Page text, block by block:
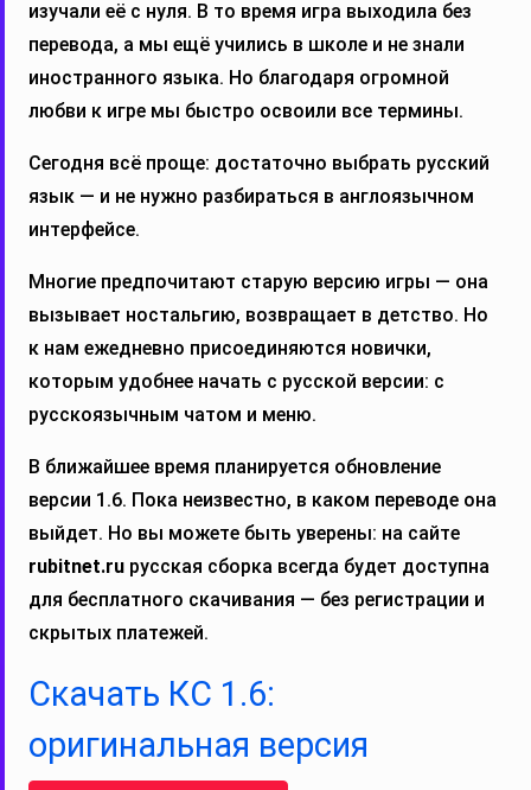
изучали её с нуля. В то время игра выходила без
перевода, а мы ещё учились в школе и не знали
иностранного языка. Но благодаря огромной
любви к игре мы быстро освоили все термины.
Сегодня всё проще: достаточно выбрать русский
язык — и не нужно разбираться в англоязычном
интерфейсе.
Многие предпочитают старую версию игры — она
вызывает ностальгию, возвращает в детство. Но
к нам ежедневно присоединяются новички,
которым удобнее начать с русской версии: с
русскоязычным чатом и меню.
В ближайшее время планируется обновление
версии 1.6. Пока неизвестно, в каком переводе она
выйдет. Но вы можете быть уверены: на сайте
rubitnet.ru русская сборка всегда будет доступна
для бесплатного скачивания — без регистрации и
скрытых платежей.
Скачать КС 1.6:
оригинальная версия